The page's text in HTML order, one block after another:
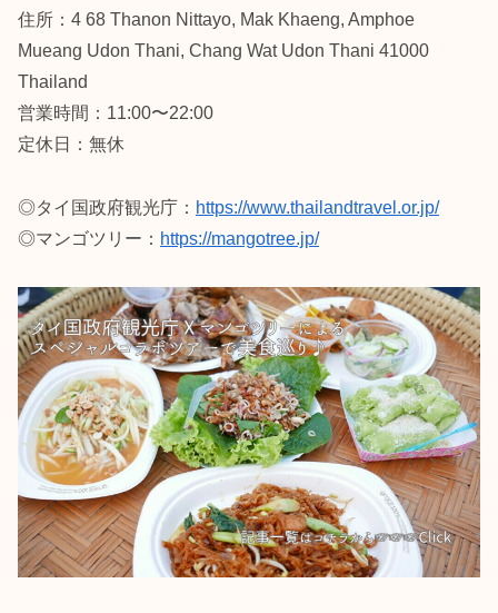
住所：4 68 Thanon Nittayo, Mak Khaeng, Amphoe
Mueang Udon Thani, Chang Wat Udon Thani 41000
Thailand
営業時間：11:00〜22:00
定休日：無休
◎タイ国政府観光庁： https://www.thailandtravel.or.jp/
◎マンゴツリー： https://mangotree.jp/